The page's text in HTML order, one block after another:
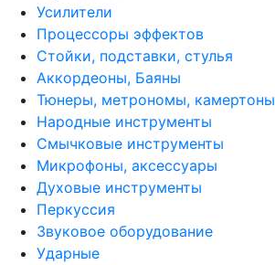
Усилители
Процессоры эффектов
Стойки, подставки, стулья
Аккордеоны, Баяны
Тюнеры, метрономы, камертоны
Народные инструменты
Смычковые инструменты
Микрофоны, аксессуары
Духовые инструменты
Перкуссия
Звуковое оборудование
Ударные